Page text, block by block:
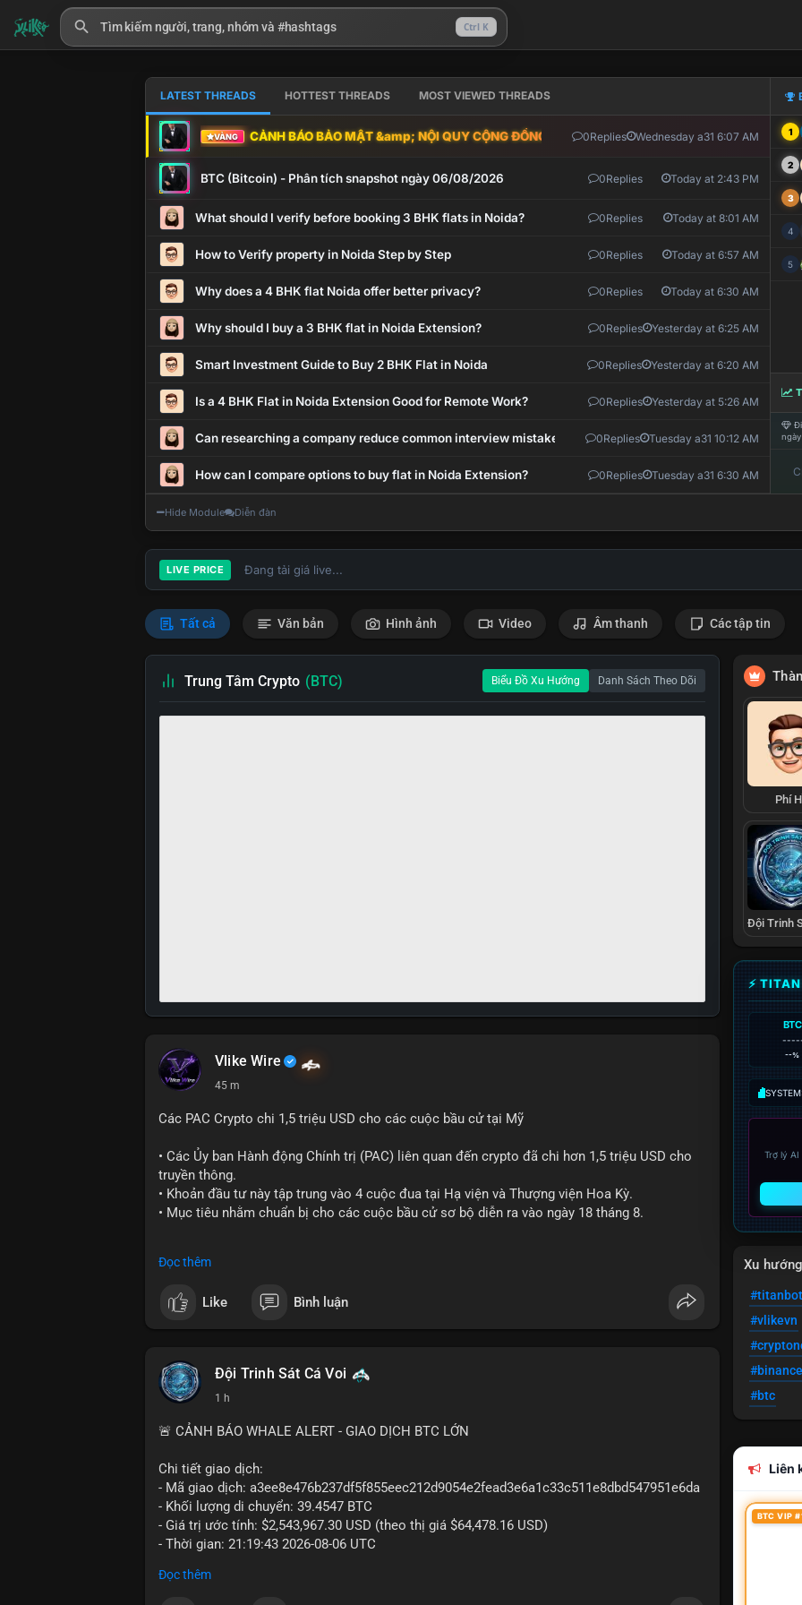
Ctrl K
LATEST THREADS HOTTEST THREADS MOST VIEWED THREADS
VÀNG CẢNH BÁO BẢO MẬT &amp; NỘI QUY CỘNG ĐỒNG VLIKE.VN: HỆ THỐNG GIÁM SÁT TỰ
0Replies Wednesday a31 6:07 AM
BTC (Bitcoin) - Phân tích snapshot ngày 06/08/2026 0Replies Today at 2:43 PM
What should I verify before booking 3 BHK flats in Noida? 0Replies Today at 8:01 AM
How to Verify property in Noida Step by Step 0Replies Today at 6:57 AM
Why does a 4 BHK flat Noida offer better privacy? 0Replies Today at 6:30 AM
Why should I buy a 3 BHK flat in Noida Extension? 0Replies Yesterday at 6:25 AM
Smart Investment Guide to Buy 2 BHK Flat in Noida 0Replies Yesterday at 6:20 AM
Is a 4 BHK Flat in Noida Extension Good for Remote Work? 0Replies Yesterday at 5:26 AM
Can researching a company reduce common interview mistakes? 0Replies Tuesday a31 10:12 AM
How can I compare options to buy flat in Noida Extension? 0Replies Tuesday a31 6:30 AM
1
2
3
4
5
Hide Module Diễn đàn
LIVE PRICE Đang tải giá live...
Tất cả Văn bản Hình ảnh Video Âm thanh Các tập tin
Trung Tâm Crypto (BTC) Biểu Đồ Xu Hướng Danh Sách Theo Dõi
Vlike Wire
45 m
Các PAC Crypto chi 1,5 triệu USD cho các cuộc bầu cử tại Mỹ
• Các Ủy ban Hành động Chính trị (PAC) liên quan đến crypto đã chi hơn 1,5 triệu USD cho
truyền thông.
• Khoản đầu tư này tập trung vào 4 cuộc đua tại Hạ viện và Thượng viện Hoa Kỳ.
• Mục tiêu nhằm chuẩn bị cho các cuộc bầu cử sơ bộ diễn ra vào ngày 18 tháng 8.
#vlikevn #titanbot
📰 Nguồn: Cointelegraph
Đọc thêm
Like Bình luận
Đội Trinh Sát Cá Voi
1 h
🚨 CẢNH BÁO WHALE ALERT - GIAO DỊCH BTC LỚN
Chi tiết giao dịch:
- Mã giao dịch: a3ee8e476b237df5f855eec212d9054e2fead3e6a1c33c511e8dbd547951e6da
- Khối lượng di chuyển: 39.4547 BTC
- Giá trị ước tính: $2,543,967.30 USD (theo thị giá $64,478.16 USD)
- Thời gian: 21:19:43 2026-08-06 UTC
Nhận định phân tích:
Đọc thêm
Phí
⚡
BTC
--%
Trợ lý
Xu
#titanbot
#vlikevn
#btc
Liên
BTC VIP